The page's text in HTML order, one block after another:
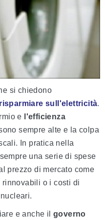
si chiedono
risparmiare sull'elettricità.
e
l'efficienza
sempre alte e la colpa
In pratica nella
una serie di spese
prezzo di mercato come
o i costi di
e anche il governo